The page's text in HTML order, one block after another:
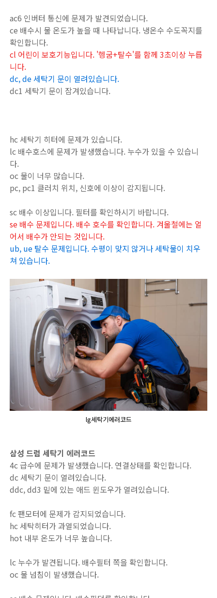
ac6 인버터 통신에 문제가 발견되었습니다.
ce 배수시 물 온도가 높을 때 나타납니다. 냉온수 수도꼭지를
확인합니다.
cl 어린이 보호기능입니다. '헹굼+탈수'를 함께 3초이상 누릅
니다.
dc, de 세탁기 문이 열려있습니다.
dc1 세탁기 문이 잠겨있습니다.
hc 세탁기 히터에 문제가 있습니다.
lc 배수호스에 문제가 발생했습니다. 누수가 있을 수 있습니
다.
oc 물이 너무 많습니다.
pc, pc1 클러치 위치, 신호에 이상이 감지됩니다.
sc 배수 이상입니다. 필터를 확인하시기 바랍니다.
se 배수 문제입니다. 배수 호수를 확인합니다. 겨울철에는 얼
어서 배수가 안되는 것입니다.
ub, ue 탈수 문제입니다. 수평이 맞지 않거나 세탁물이 치우
쳐 있습니다.
lg세탁기에러코드
삼성 드럼 세탁기 에러코드
4c 급수에 문제가 발생했습니다. 연결상태를 확인합니다.
dc 세탁기 문이 열려있습니다.
ddc, dd3 밑에 있는 애드 윈도우가 열려있습니다.
fc 팬모터에 문제가 감지되었습니다.
hc 세탁히터가 과열되었습니다.
hot 내부 온도가 너무 높습니다.
lc 누수가 발견됩니다. 배수필터 쪽을 확인합니다.
oc 물 넘침이 발생했습니다.